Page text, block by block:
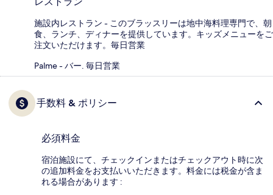
施設内レストラン - このブラッスリーは地中海料理専門で、朝
食、ランチ、ディナーを提供しています。キッズメニューをご
注文いただけます。毎日営業
Palme - バー. 毎日営業
手数料 & ポリシー
必須料金
宿泊施設にて、チェックインまたはチェックアウト時に次
の追加料金をお支払いいただきます。料金には税金が含ま
れる場合があります :